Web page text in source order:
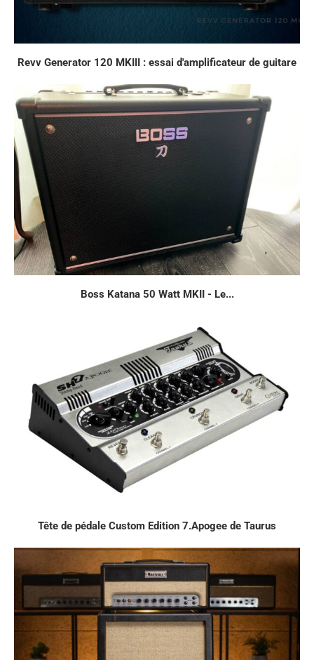
Revv Generator 120 MKIII : essai d'amplificateur de guitare
Boss Katana 50 Watt MKII - Le...
Tête de pédale Custom Edition 7.Apogee de Taurus